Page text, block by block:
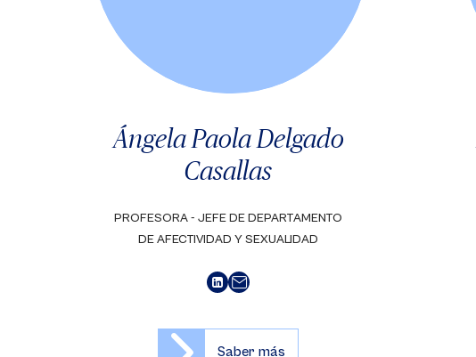
Ángela Paola Delgado
Casallas
PROFESORA - JEFE DE DEPARTAMENTO
DE AFECTIVIDAD Y SEXUALIDAD
Saber más